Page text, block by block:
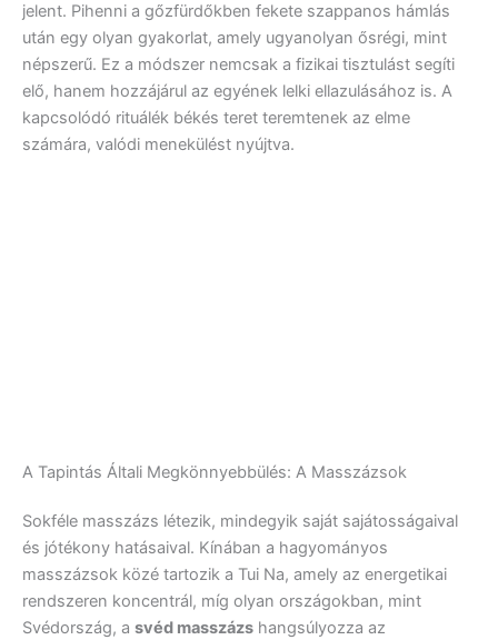
jelent. Pihenni a gőzfürdőkben fekete szappanos hámlás
után egy olyan gyakorlat, amely ugyanolyan ősrégi, mint
népszerű. Ez a módszer nemcsak a fizikai tisztulást segíti
elő, hanem hozzájárul az egyének lelki ellazulásához is. A
kapcsolódó rituálék békés teret teremtenek az elme
számára, valódi menekülést nyújtva.
A Tapintás Általi Megkönnyebbülés: A Masszázsok
Sokféle masszázs létezik, mindegyik saját sajátosságaival
és jótékony hatásaival. Kínában a hagyományos
masszázsok közé tartozik a Tui Na, amely az energetikai
rendszeren koncentrál, míg olyan országokban, mint
Svédország, a svéd masszázs hangsúlyozza az